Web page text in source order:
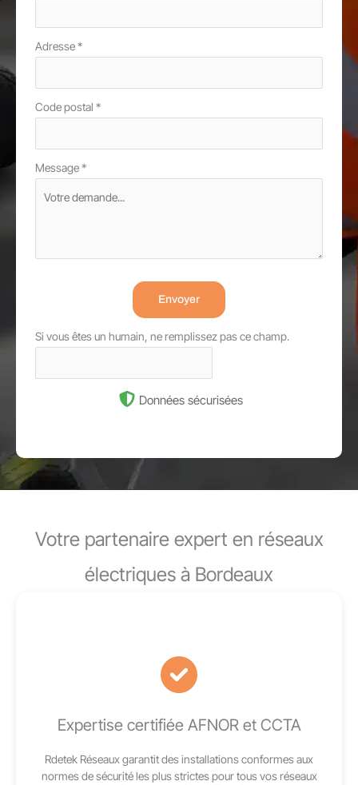
Adresse*
Code postal *
Message*
Envoyer
Si vous êtes un humain, ne remplissez pas ce champ.
Données sécurisées
Votre partenaire expert en réseaux
électriques à Bordeaux
Expertise certifiée AFNOR et CCTA
Rdetek Réseaux garantit des installations conformes aux
normes de sécurité les plus strictes pour tous vos réseaux